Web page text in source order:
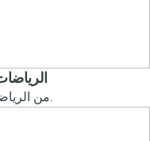
من الرياضات المائية المثيرة إلى الأنشطة الرياضية.